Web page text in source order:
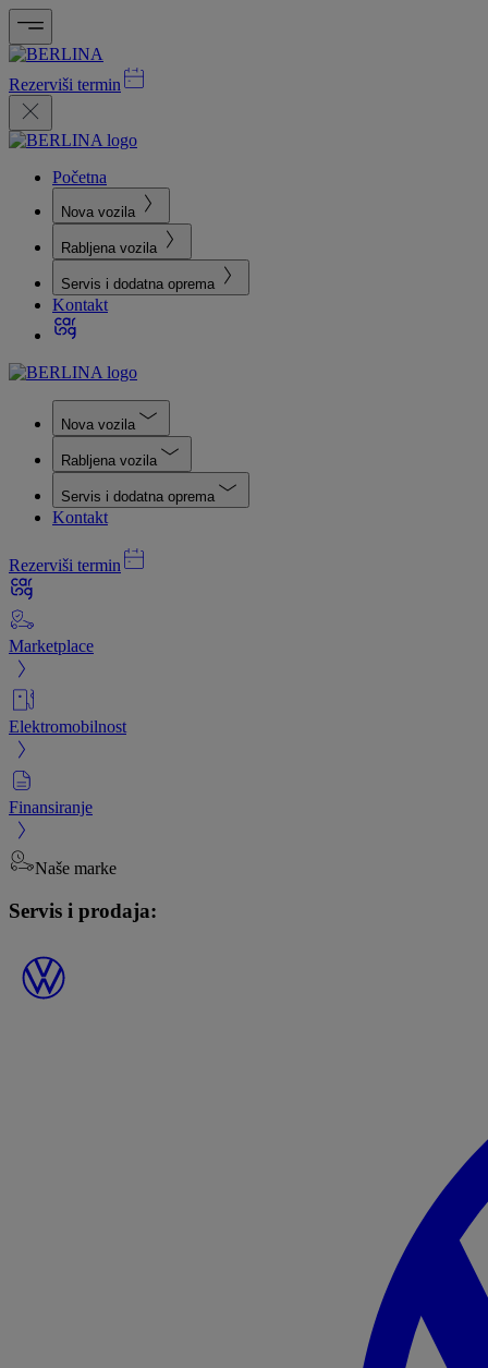
Rezerviši termin
Početna
Nova vozila
Rabljena vozila
Servis i dodatna oprema
Kontakt
Nova vozila
Rabljena vozila
Servis i dodatna oprema
Kontakt
Rezerviši termin
Marketplace
Elektromobilnost
Finansiranje
Naše marke
Servis i prodaja: